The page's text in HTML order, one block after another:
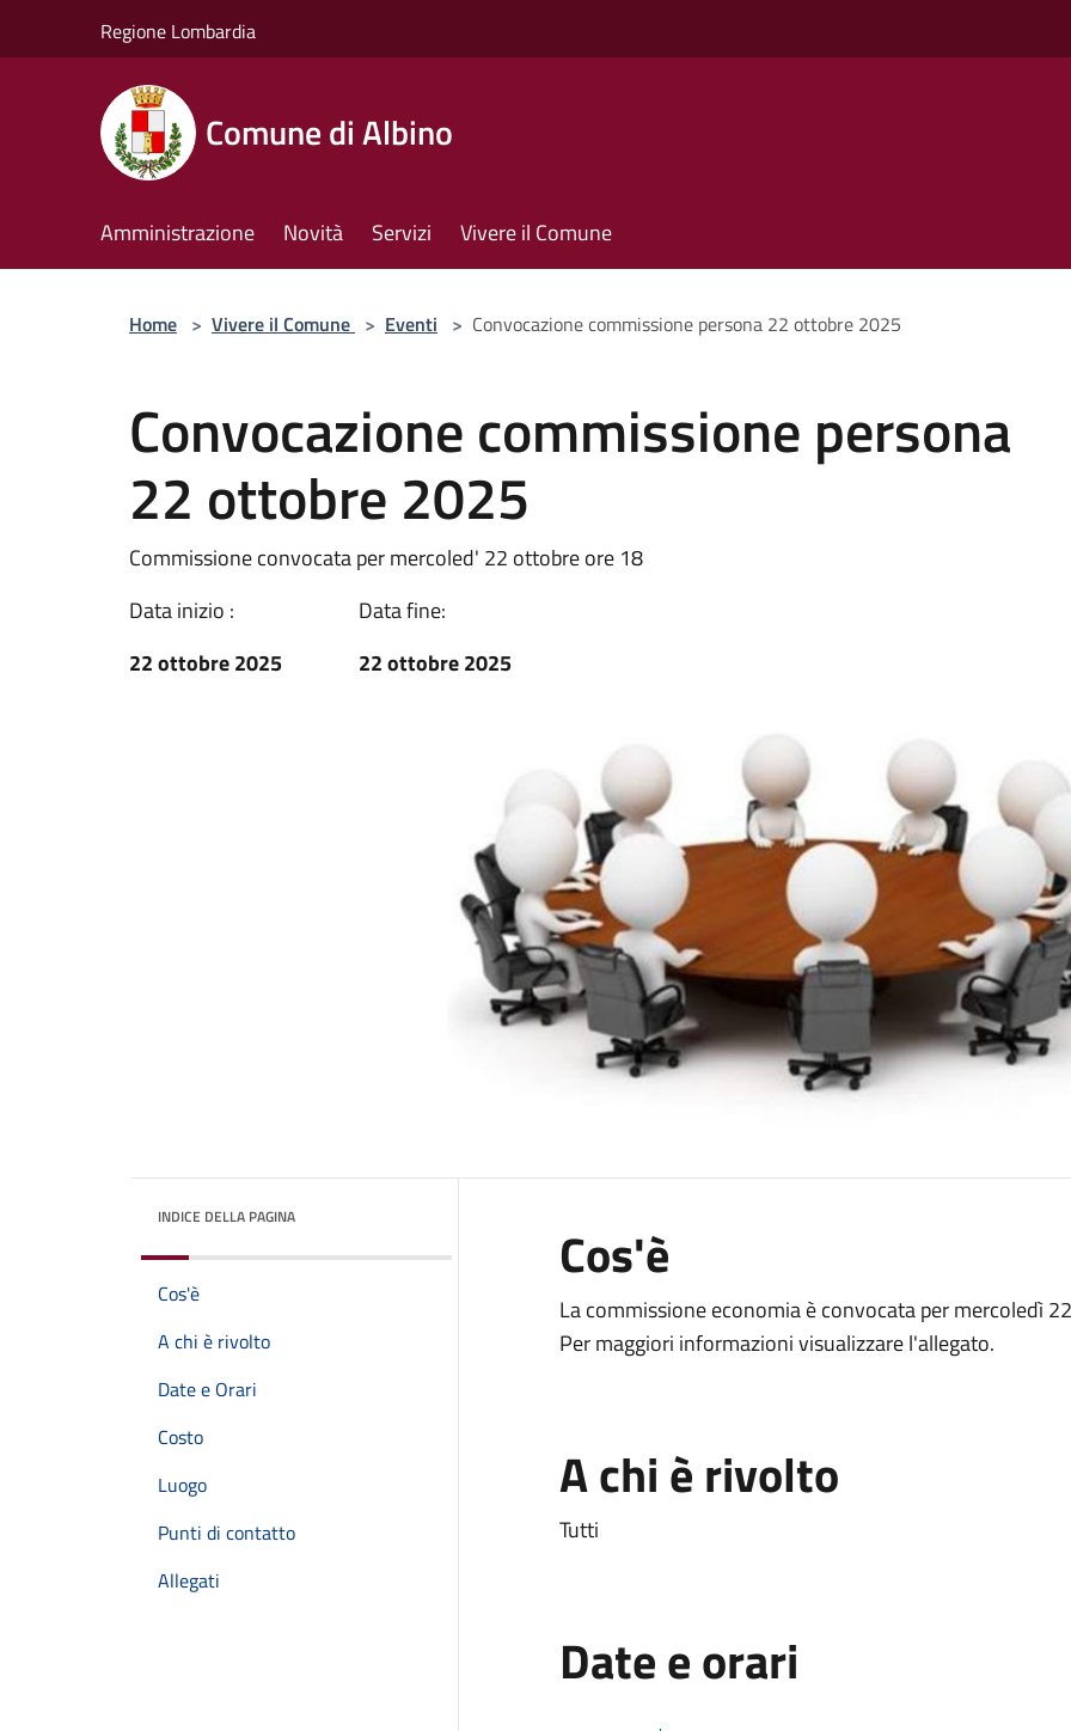
Regione Lombardia
Comune di Albino
Amministrazione Novità Servizi Vivere il Comune
Home > Vivere il Comune > Eventi > Convocazione commissione persona 22 ottobre 2025
Convocazione commissione persona
22 ottobre 2025
Commissione convocata per mercoled' 22 ottobre ore 18
Data inizio :
22 ottobre 2025
Data fine:
22 ottobre 2025
INDICE DELLA PAGINA
Cos'è
A chi è rivolto
Date e Orari
Costo
Luogo
Punti di contatto
Allegati
Cos'è
La commissione economia è convocata per mercoledì
Per maggiori informazioni visualizzare l'allegato.
A chi è rivolto
Tutti
Date e orari